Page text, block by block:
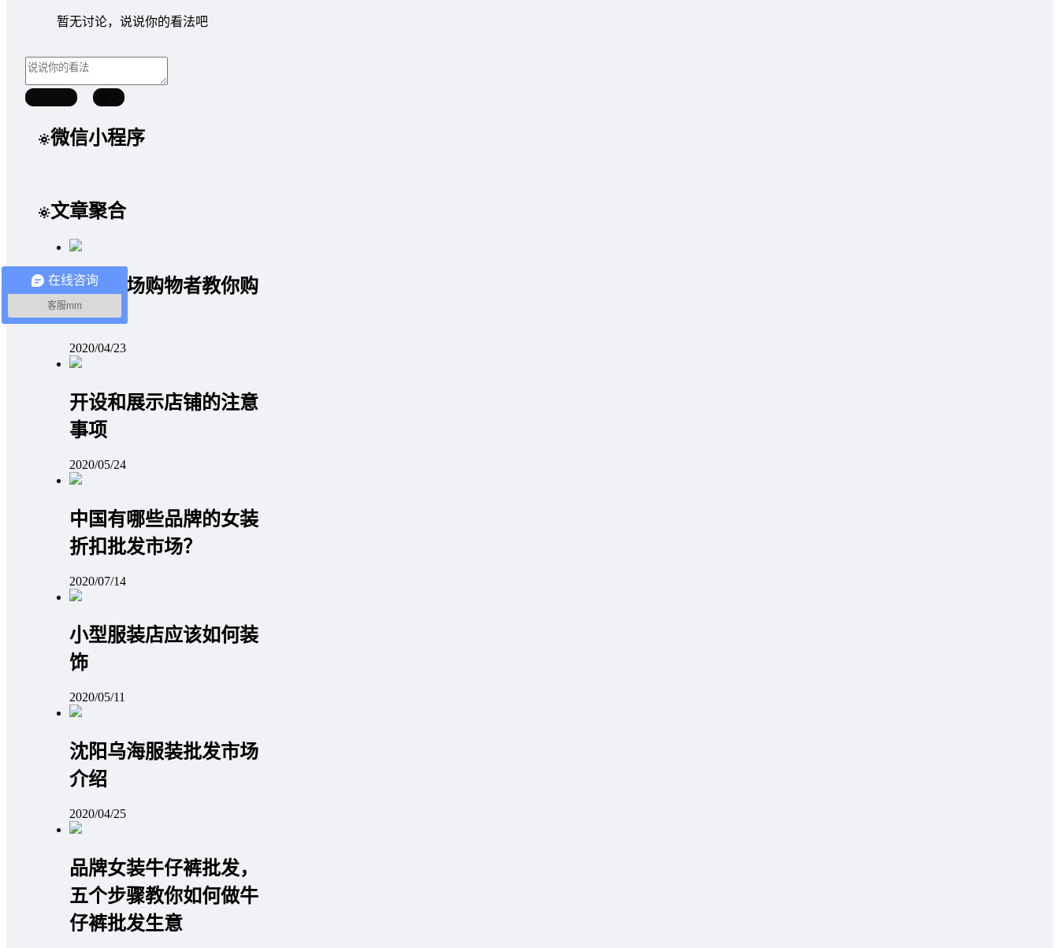
暂无讨论，说说你的看法吧
微信小程序
文章聚合
资深市场购物者教你购
物技巧
2020/04/23
开设和展示店铺的注意
事项
2020/05/24
中国有哪些品牌的女装
折扣批发市场？
2020/07/14
小型服装店应该如何装
饰
2020/05/11
沈阳乌海服装批发市场
介绍
2020/04/25
品牌女装牛仔裤批发，
五个步骤教你如何做牛
仔裤批发生意
在线咨询
客服mm